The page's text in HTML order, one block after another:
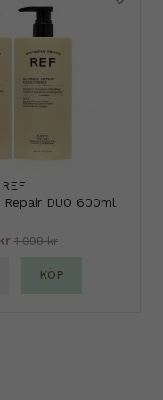
REF
DUO 600ml
1 098 kr
KÖP